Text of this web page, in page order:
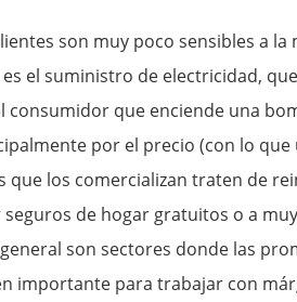
son muy poco sensibles a la
el suministro de electricidad,
que enciende una
por el precio (con lo que
que los comercializan traten de
de hogar gratuitos o a
son sectores donde las
importante para trabajar con